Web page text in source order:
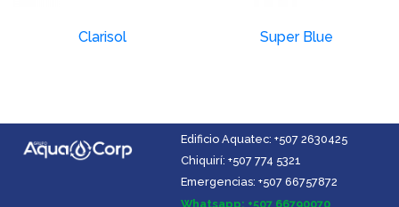
Clarisol Super Blue
LinkedIn
Edificio Aquatec: +507 2630425
Chiquirí: +507 774 5321
Emergencias: +507 66757872
Whatsapp: +507 66790070